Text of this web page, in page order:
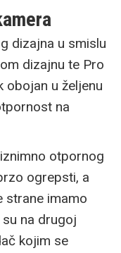
dizajna u smislu
dizajnu te Pro
obojan u željenu
na
otpornog
ogrepsti, a
strane imamo
na drugoj
kojim se